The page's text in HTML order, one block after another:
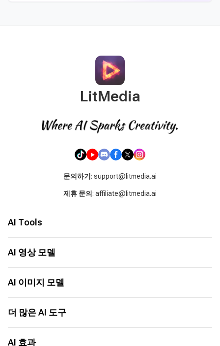
LitMedia
문의하기 : support@litmedia.ai
제휴 문의: affiliate@litmedia.ai
AI Tools
AI 음악 생성기
Seed Audio 1.0
이미지 → 비디오
텍스트 → 비디오
이미지에서 이미지로
텍스트에서 이미지로
AI 비디오 애니메이션
AI 비디오 익스텐더
AI 영상 모델
Seedance 2.5
Seedance 2.0
Seedance 2.0 Mini
Grok 1.5
Happy Horse 1.0
Sora 2 Pro
AI 이미지 모델
Nano Banana 2
Seedream 5.0
Seedream 5.0 Pro
더 많은 AI 도구
AI 월드컵 노래
AI 효과